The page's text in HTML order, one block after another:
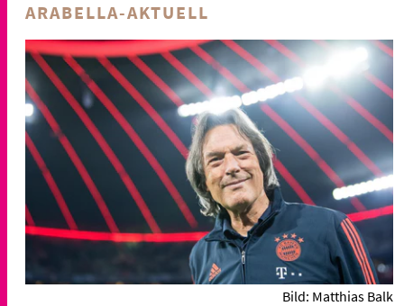
ARABELLA-AKTUELL
Bild: Matthias Balk